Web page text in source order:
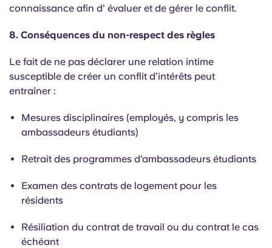
connaissance afin d' évaluer et de gérer le conflit.
8. Conséquences du non-respect des règles
Le fait de ne pas déclarer une relation intime
susceptible de créer un conflit d’intérêts peut
entraîner :
Mesures disciplinaires (employés, y compris les
ambassadeurs étudiants)
Retrait des programmes d'ambassadeurs étudiants
Examen des contrats de logement pour les
résidents
Résiliation du contrat de travail ou du contrat le cas
échéant